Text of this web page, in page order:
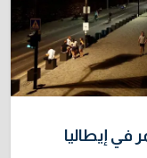
في إيطاليا